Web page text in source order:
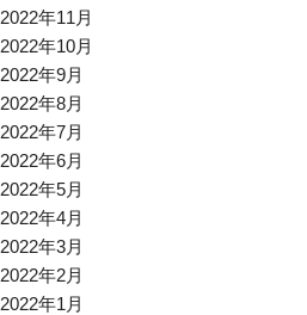
2022年11月
2022年10月
2022年9月
2022年8月
2022年7月
2022年6月
2022年5月
2022年4月
2022年3月
2022年2月
2022年1月